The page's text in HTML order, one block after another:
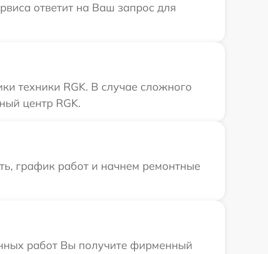
ответит на Ваш запрос для
техники RGK. В случае сложного
центр RGK.
график работ и начнем ремонтные
работ Вы получите фирменный